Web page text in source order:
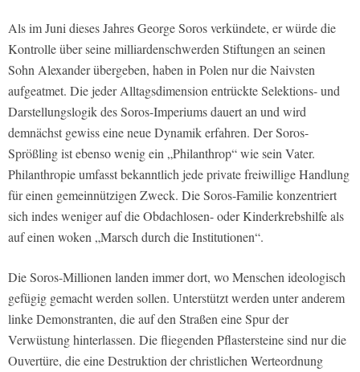
Als im Juni dieses Jahres George Soros verkündete, er würde die
Kontrolle über seine milliardenschwerden Stiftungen an seinen
Sohn Alexander übergeben, haben in Polen nur die Naivsten
aufgeatmet. Die jeder Alltagsdimension entrückte Selektions- und
Darstellungslogik des Soros-Imperiums dauert an und wird
demnächst gewiss eine neue Dynamik erfahren. Der Soros-
Sprößling ist ebenso wenig ein „Philanthrop“ wie sein Vater.
Philanthropie umfasst bekanntlich jede private freiwillige Handlung
für einen gemeinnützigen Zweck. Die Soros-Familie konzentriert
sich indes weniger auf die Obdachlosen- oder Kinderkrebshilfe als
auf einen woken „Marsch durch die Institutionen“.
Die Soros-Millionen landen immer dort, wo Menschen ideologisch
gefügig gemacht werden sollen. Unterstützt werden unter anderem
linke Demonstranten, die auf den Straßen eine Spur der
Verwüstung hinterlassen. Die fliegenden Pflastersteine sind nur die
Ouvertüre, die eine Destruktion der christlichen Werteordnung